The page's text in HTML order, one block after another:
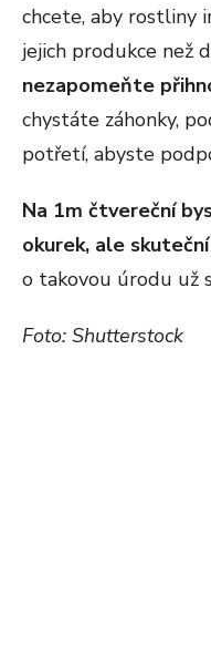
chcete, aby rostliny
jejich produkce než
nezapomeňte
chystáte záhonky,
potřetí, abyste
Na 1m čtvereční
okurek, ale
o takovou úrodu už
Foto: Shutterstock